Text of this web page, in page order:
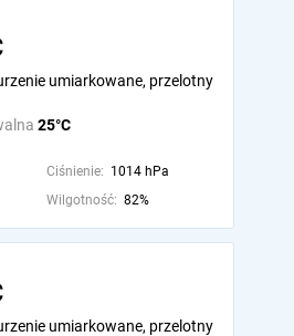
25°C
umiarkowane, przelotny
Ciśnienie: 1014 hPa
Wilgotność: 82%
umiarkowane, przelotny